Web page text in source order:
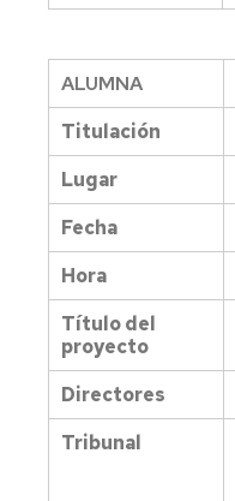
ALUMNA
Titulación
Lugar
Fecha
Hora
Título del
proyecto
Directores
Tribunal